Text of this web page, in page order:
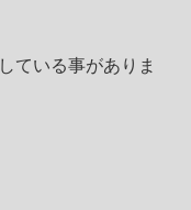
ている事がありま